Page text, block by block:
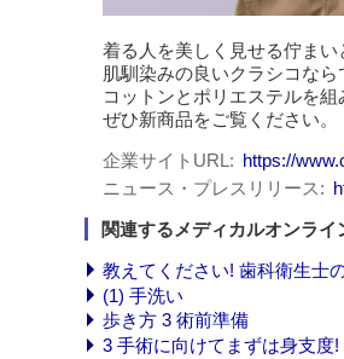
着る人を美しく見せる佇まい
肌馴染みの良いクラシコなら
コットンとポリエステルを
ぜひ新商品をご覧ください。
企業サイトURL
https://
ニュース・プレスリリース
関連するメディカルオンライ
教えてください! 歯科衛生士
(1) 手洗い
歩き方 3 術前準備
3 手術に向けてまずは身支度